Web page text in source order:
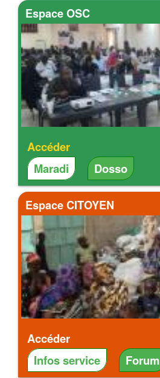
Espace OSC
Accéder
Maradi
Dosso
Espace CITOYEN
Accéder
Infos service
Forum